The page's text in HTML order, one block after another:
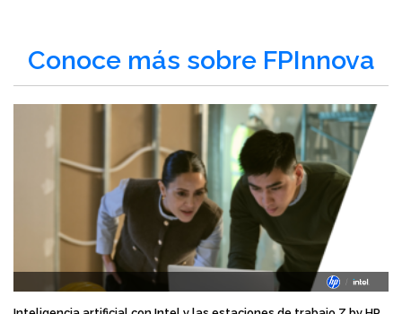
Conoce más sobre FPInnova